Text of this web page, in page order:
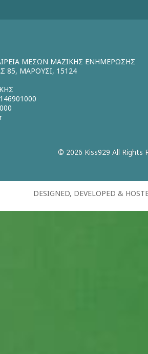
ΜΕΣΩΝ ΜΑΖΙΚΗΣ ΕΝΗΜΕΡΩΣΗΣ
85, ΜΑΡΟΥΣΙ, 15124
© 2026 Kiss929 All Rights
DESIGNED, DEVELOPED &